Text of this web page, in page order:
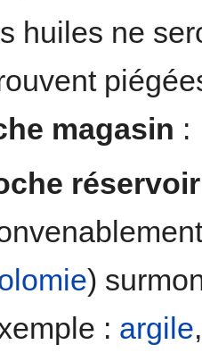
huiles ne
magasin :
réservoir
)
: argile